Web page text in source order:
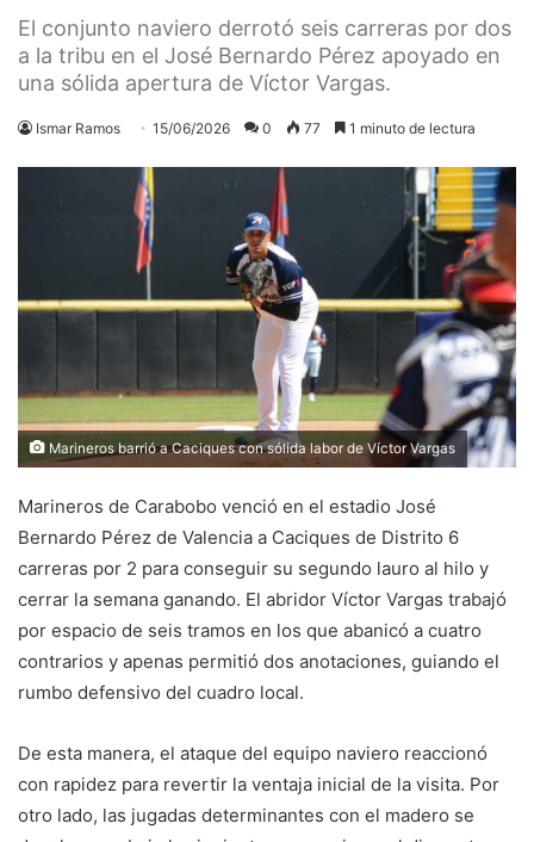
El conjunto naviero derrotó seis carreras por dos
a la tribu en el José Bernardo Pérez apoyado en
una sólida apertura de Víctor Vargas.
Ismar Ramos 15/06/2026 0 77 1 minuto de lectura
Marineros barrió a Caciques con sólida labor de Víctor Vargas
Marineros de Carabobo venció en el estadio José
Bernardo Pérez de Valencia a Caciques de Distrito 6
carreras por 2 para conseguir su segundo lauro al hilo y
cerrar la semana ganando. El abridor Víctor Vargas trabajó
por espacio de seis tramos en los que abanicó a cuatro
contrarios y apenas permitió dos anotaciones, guiando el
rumbo defensivo del cuadro local.
De esta manera, el ataque del equipo naviero reaccionó
con rapidez para revertir la ventaja inicial de la visita. Por
otro lado, las jugadas determinantes con el madero se